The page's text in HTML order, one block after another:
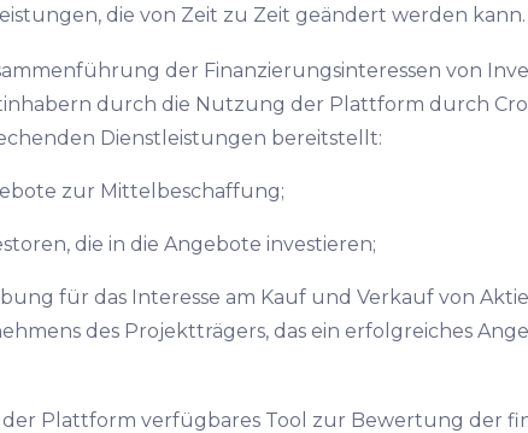
die von Zeit zu Zeit geändert werden kann.
der Finanzierungsinteressen von
durch die Nutzung der Plattform durch
Dienstleistungen bereitstellt:
zur Mittelbeschaffung;
die in die Angebote investieren;
für das Interesse am Kauf und Verkauf von
des Projektträgers, das ein erfolgreiches
der Plattform verfügbares Tool zur Bewertung der